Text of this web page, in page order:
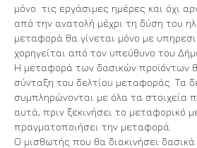
μόνο τις εργάσιμες ημέρες και όχι
από την ανατολή μέχρι τη δύση του
μεταφορά θα γίνεται μόνο με
χορηγείται από τον υπεύθυνο του
Η μεταφορά των δασικών προϊόντων
σύνταξη του δελτίου μεταφοράς. Τα
συμπληρώνονται με όλα τα στοιχεία
αυτά, πριν ξεκινήσει το μεταφορικό
πραγματοποιήσει την μεταφορά.
Ο μισθωτής που θα διακινήσει δασικά